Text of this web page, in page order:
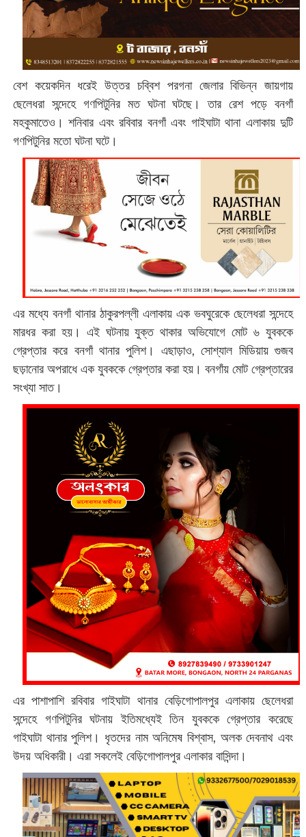
বেশ কয়েকদিন ধরেই উত্তর চব্বিশ পরগনা জেলার বিভিন্ন জায়গায়
ছেলেধরা সন্দেহে গণপিটুনির মত ঘটনা ঘটছে। তার রেশ পড়ে বনগাঁ
মহকুমাতেও। শনিবার এবং রবিবার বনগাঁ এবং গাইঘাটা থানা এলাকায় দুটি
গণপিটুনির মতো ঘটনা ঘটে।
এর মধ্যে বনগাঁ থানার ঠাকুরপল্লী এলাকায় এক ভবঘুরেকে ছেলেধরা সন্দেহে
মারধর করা হয়। এই ঘটনায় যুক্ত থাকার অভিযোগে মোট ৬ যুবককে
গ্রেপ্তার করে বনগাঁ থানার পুলিশ। এছাড়াও, সোশ্যাল মিডিয়ায় গুজব
ছড়ানোর অপরাধে এক যুবককে গ্রেপ্তার করা হয়। বনগাঁয় মোট গ্রেপ্তারের
সংখ্যা সাত।
এর পাশাপাশি রবিবার গাইঘাটা থানার বেড়িগোপালপুর এলাকায় ছেলেধরা
সন্দেহে গণপিটুনির ঘটনায় ইতিমধ্যেই তিন যুবককে গ্রেপ্তার করেছে
গাইঘাটা থানার পুলিশ। ধৃতদের নাম অনিমেষ বিশ্বাস, অলক দেবনাথ এবং
উদয় অধিকারী। এরা সকলেই বেড়িগোপালপুর এলাকার বাসিন্দা।